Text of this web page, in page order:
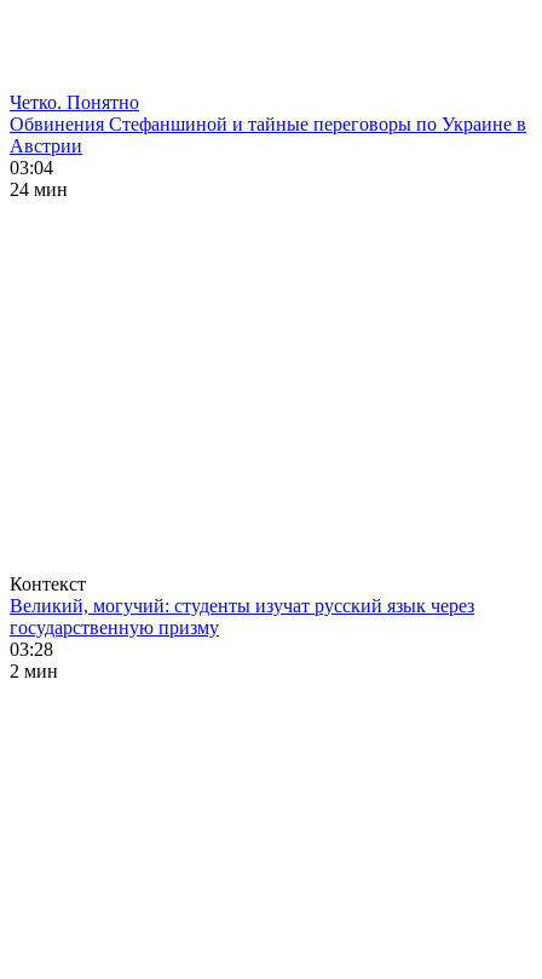
Четко. Понятно
Обвинения Стефаншиной и тайные переговоры по Украине в
Австрии
03:04
24 мин
Контекст
Великий, могучий: студенты изучат русский язык через
государственную призму
03:28
2 мин